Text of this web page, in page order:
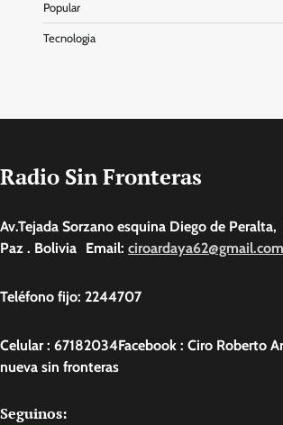
Popular
Tecnologia
Radio Sin Fronteras
Av.Tejada Sorzano esquina Diego de
Paz . Bolivia Email: ciroardaya62@gmail.com
Teléfono fijo: 2244707
Celular : 67182034Facebook : Ciro Roberto
nueva sin fronteras
Seguinos: